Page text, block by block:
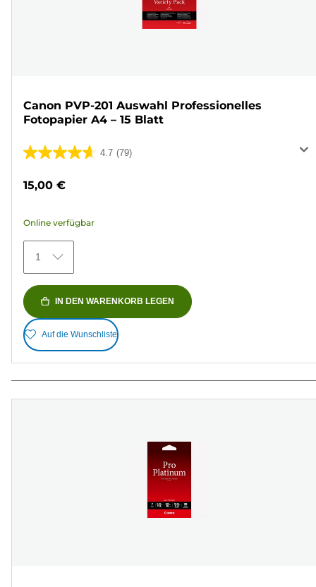
Canon PVP-201 Auswahl Professionelles
Fotopapier A4 – 15 Blatt
4.7 (79)
4.7
79
Bewertungen
15,00 €
Online verfügbar
1
IN DEN WARENKORB LEGEN
Auf die Wunschliste